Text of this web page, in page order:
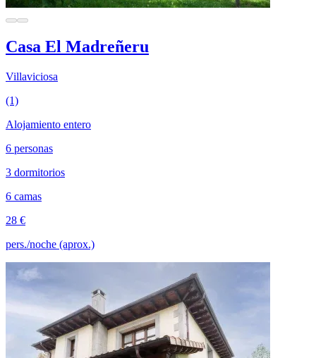
Casa El Madreñeru
Villaviciosa
(1)
Alojamiento entero
6 personas
3 dormitorios
6 camas
28 €
pers./noche (aprox.)